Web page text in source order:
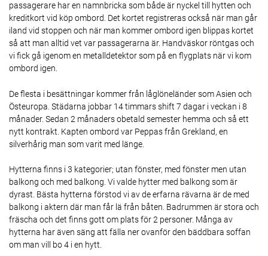
passagerare har en namnbricka som både är nyckel till hytten och
kreditkort vid köp ombord. Det kortet registreras också när man går
iland vid stoppen och när man kommer ombord igen blippas kortet
så att man alltid vet var passagerarna är. Handväskor röntgas och
vi fick gå igenom en metalldetektor som på en flygplats när vi kom
ombord igen.
De flesta i besättningar kommer från låglöneländer som Asien och
Östeuropa. Städarna jobbar 14 timmars shift 7 dagar i veckan i 8
månader. Sedan 2 månaders obetald semester hemma och så ett
nytt kontrakt. Kapten ombord var Peppas från Grekland, en
silverhårig man som varit med länge.
Hytterna finns i 3 kategorier; utan fönster, med fönster men utan
balkong och med balkong. Vi valde hytter med balkong som är
dyrast. Bästa hytterna förstod vi av de erfarna rävarna är de med
balkong i aktern där man får lä från båten. Badrummen är stora och
fräscha och det finns gott om plats för 2 personer. Många av
hytterna har även säng att fälla ner ovanför den bäddbara soffan
om man vill bo 4 i en hytt.